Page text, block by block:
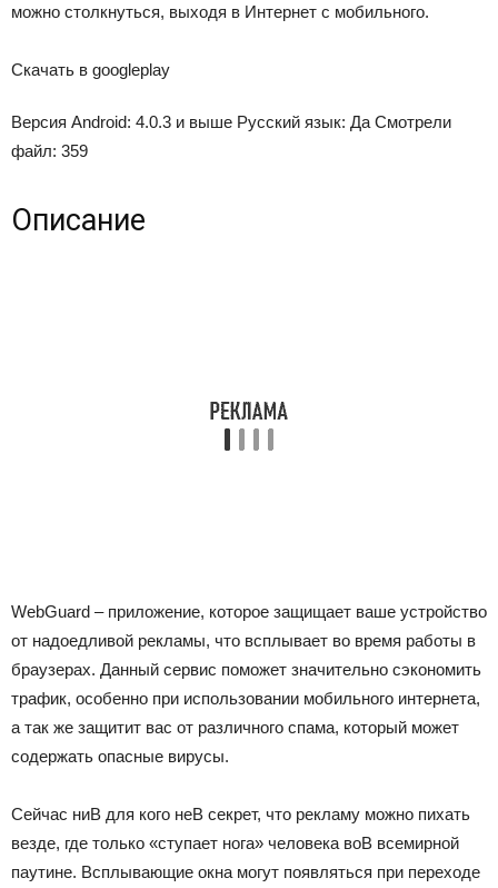
можно столкнуться, выходя в Интернет с мобильного.
Скачать в googleplay
Версия Android: 4.0.3 и выше Русский язык: Да Смотрели
файл: 359
Описание
WebGuard – приложение, которое защищает ваше устройство
от надоедливой рекламы, что всплывает во время работы в
браузерах. Данный сервис поможет значительно сэкономить
трафик, особенно при использовании мобильного интернета,
а так же защитит вас от различного спама, который может
содержать опасные вирусы.
Сейчас ниВ для кого неВ секрет, что рекламу можно пихать
везде, где только «ступает нога» человека воВ всемирной
паутине. Всплывающие окна могут появляться при переходе